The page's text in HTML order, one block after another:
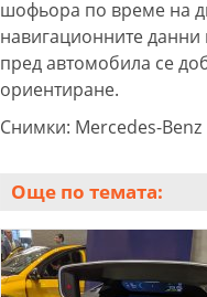
шофьора по време на
навигационните данни
пред автомобила се
ориентиране.
Снимки: Mercedes-Benz
Още по темата: